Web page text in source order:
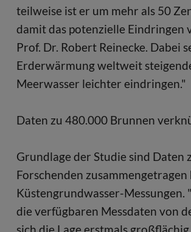
teilweise ist er um mehr als 50
damit das potenzielle Eindringen
Prof. Dr. Robert Reinecke. Dabei
Erderwärmung weltweit
Meerwasser leichter eindringen."
Daten zu 480.000 Brunnen
Grundlage der Studie sind Daten
Forschenden
Küstengrundwasser-
die verfügbaren Messdaten von